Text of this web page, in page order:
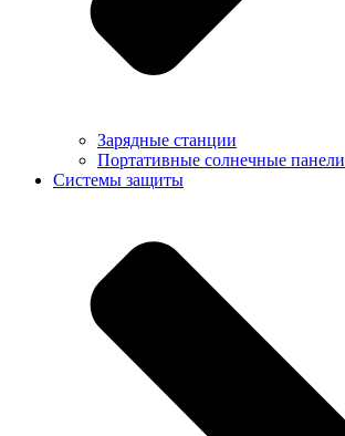
Зарядные станции
Портативные солнечные панели
Системы защиты